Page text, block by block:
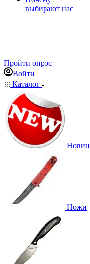
выбирают нас
Пройти опрос
Войти
Каталог
Ножи